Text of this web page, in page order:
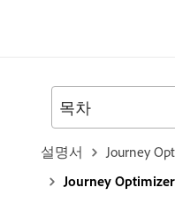
설명서
Journey
Journey
목차